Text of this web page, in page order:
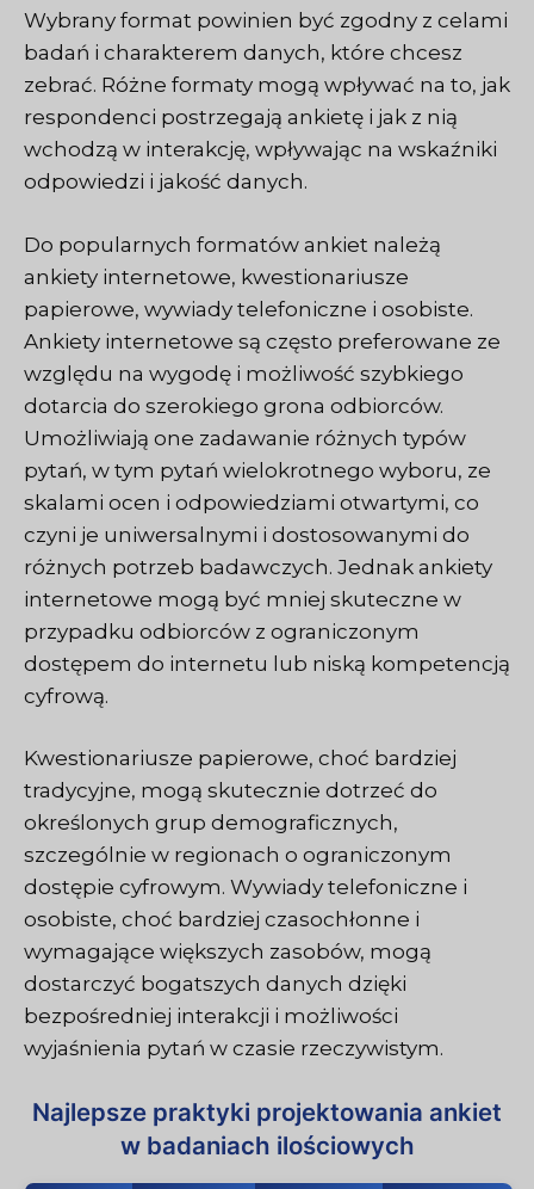
Wybrany format powinien być zgodny z celami
badań i charakterem danych, które chcesz
zebrać. Różne formaty mogą wpływać na to, jak
respondenci postrzegają ankietę i jak z nią
wchodzą w interakcję, wpływając na wskaźniki
odpowiedzi i jakość danych.
Do popularnych formatów ankiet należą
ankiety internetowe, kwestionariusze
papierowe, wywiady telefoniczne i osobiste.
Ankiety internetowe są często preferowane ze
względu na wygodę i możliwość szybkiego
dotarcia do szerokiego grona odbiorców.
Umożliwiają one zadawanie różnych typów
pytań, w tym pytań wielokrotnego wyboru, ze
skalami ocen i odpowiedziami otwartymi, co
czyni je uniwersalnymi i dostosowanymi do
różnych potrzeb badawczych. Jednak ankiety
internetowe mogą być mniej skuteczne w
przypadku odbiorców z ograniczonym
dostępem do internetu lub niską kompetencją
cyfrową.
Kwestionariusze papierowe, choć bardziej
tradycyjne, mogą skutecznie dotrzeć do
określonych grup demograficznych,
szczególnie w regionach o ograniczonym
dostępie cyfrowym. Wywiady telefoniczne i
osobiste, choć bardziej czasochłonne i
wymagające większych zasobów, mogą
dostarczyć bogatszych danych dzięki
bezpośredniej interakcji i możliwości
wyjaśnienia pytań w czasie rzeczywistym.
Najlepsze praktyki projektowania ankiet
w badaniach ilościowych